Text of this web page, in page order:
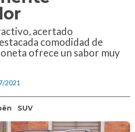
acertado
comodidad de
ofrece un sabor muy
2021
SUV